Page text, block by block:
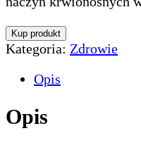
Kup produkt
Kategoria: Zdrowie
Opis
Opis